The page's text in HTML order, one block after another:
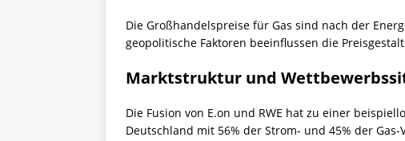
Die Großhandelspreise für Gas sind nach der
geopolitische Faktoren beeinflussen die
Marktstruktur und
Die Fusion von E.on und RWE hat zu einer
Deutschland mit 56% der Strom- und 45% der